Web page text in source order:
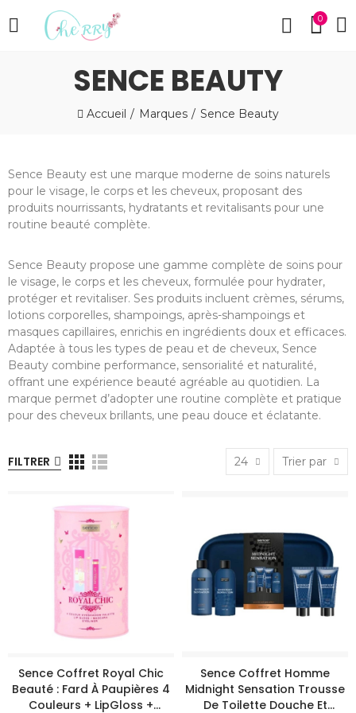
0
SENCE BEAUTY
Accueil Marques Sence Beauty
Sence Beauty est une marque moderne de soins naturels
pour le visage, le corps et les cheveux, proposant des
produits nourrissants, hydratants et revitalisants pour une
routine beauté complète.
Sence Beauty propose une gamme complète de soins pour
le visage, le corps et les cheveux, formulée pour hydrater,
protéger et revitaliser. Ses produits incluent crèmes, sérums,
lotions corporelles, shampoings, après-shampoings et
masques capillaires, enrichis en ingrédients doux et efficaces.
Adaptée à tous les types de peau et de cheveux, Sence
Beauty combine performance, sensorialité et naturalité,
offrant une expérience beauté agréable au quotidien. La
marque permet d’adopter une routine complète et pratique
pour des cheveux brillants, une peau douce et éclatante.
FILTRER 24 Trier par
Sence Coffret Royal Chic
Beauté : Fard À Paupières 4
Couleurs + LipGloss +
Sence Coffret Homme
Midnight Sensation Trousse
De Toilette Douche Et